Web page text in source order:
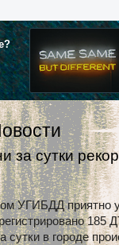
за сутки
УГИБДД приятно
сутки в городе